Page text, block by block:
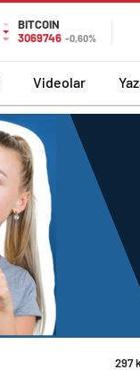
BITCOIN
3069746 -0,60%
Videolar
297